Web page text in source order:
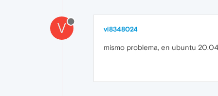
V vi8348024
mismo problema, en ubuntu 20.04